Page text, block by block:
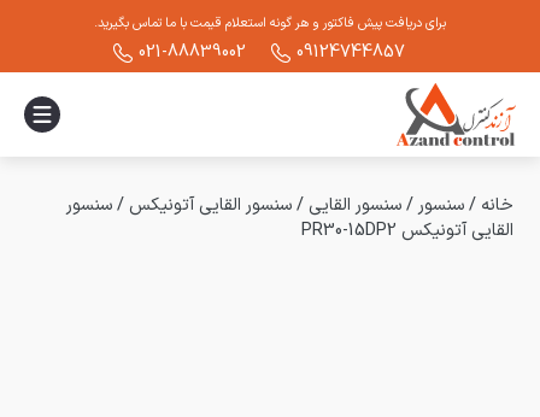
برای دریافت پیش فاکتور و هر گونه استعلام قیمت با ما تماس بگیرید.
09124744857
021-88839002
خانه /سنسور /سنسور القایی /سنسور القایی آتونیکس /سنسور
القایی آتونیکس PR30-15DP2